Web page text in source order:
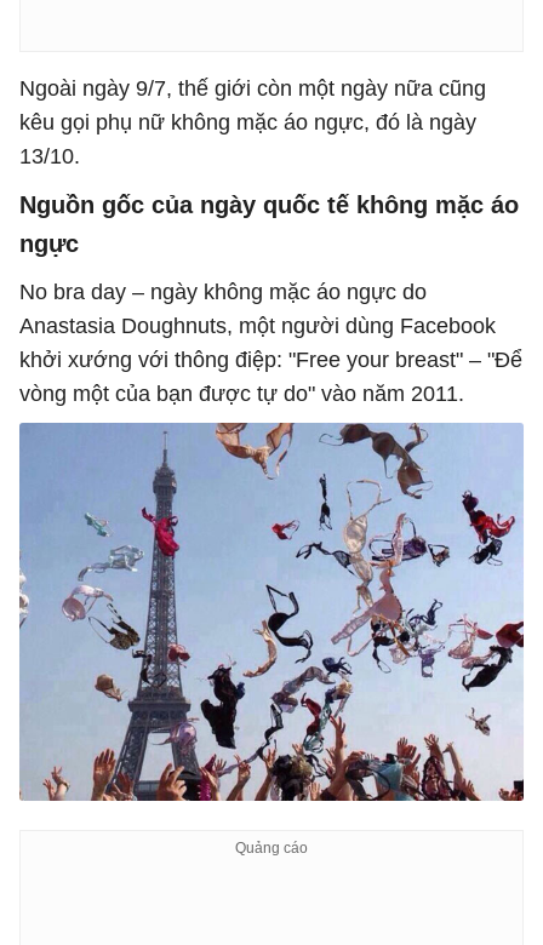
Ngoài ngày 9/7, thế giới còn một ngày nữa cũng
kêu gọi phụ nữ không mặc áo ngực, đó là ngày
13/10.
Nguồn gốc của ngày quốc tế không mặc áo
ngực
No bra day – ngày không mặc áo ngực do
Anastasia Doughnuts, một người dùng Facebook
khởi xướng với thông điệp: "Free your breast" – "Để
vòng một của bạn được tự do" vào năm 2011.